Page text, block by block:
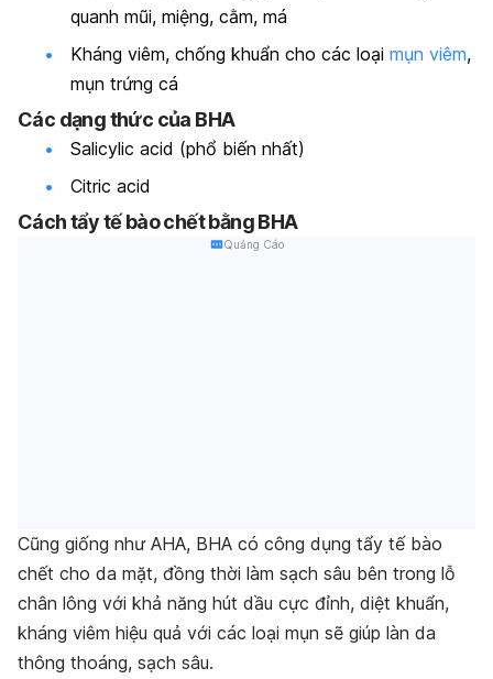
quanh mũi, miệng, cằm, má
Kháng viêm, chống khuẩn cho các loại mụn viêm,
mụn trứng cá
Các dạng thức của BHA
Salicylic acid (phổ biến nhất)
Citric acid
Cách tẩy tế bào chết bằng BHA
Quảng Cáo
Cũng giống như AHA, BHA có công dụng tẩy tế bào
chết cho da mặt, đồng thời làm sạch sâu bên trong lỗ
chân lông với khả năng hút dầu cực đỉnh, diệt khuẩn,
kháng viêm hiệu quả với các loại mụn sẽ giúp làn da
thông thoáng, sạch sâu.